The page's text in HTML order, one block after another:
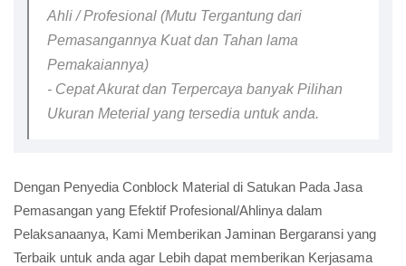
Ahli / Profesional (Mutu Tergantung dari
Pemasangannya Kuat dan Tahan lama
Pemakaiannya)
- Cepat Akurat dan Terpercaya banyak Pilihan
Ukuran Meterial yang tersedia untuk anda.
Dengan Penyedia Conblock Material di Satukan Pada Jasa
Pemasangan yang Efektif Profesional/Ahlinya dalam
Pelaksanaanya, Kami Memberikan Jaminan Bergaransi yang
Terbaik untuk anda agar Lebih dapat memberikan Kerjasama